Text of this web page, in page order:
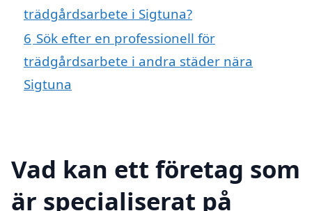
trädgårdsarbete i Sigtuna?
6 Sök efter en professionell för
trädgårdsarbete i andra städer nära
Sigtuna
Vad kan ett företag som
är specialiserat på